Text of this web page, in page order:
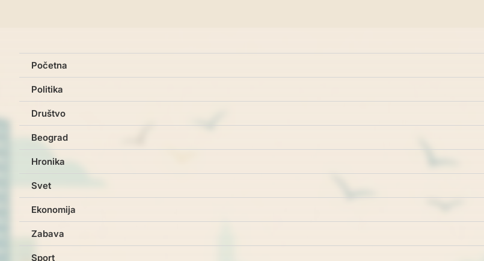
Početna
Politika
Društvo
Beograd
Hronika
Svet
Ekonomija
Zabava
Sport